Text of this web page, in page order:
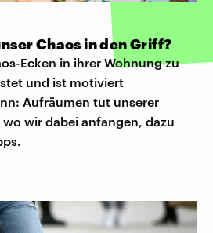
Chaos in den Griff?
Ecken in ihrer Wohnung zu
und ist motiviert
Aufräumen tut unserer
wir dabei anfangen, dazu